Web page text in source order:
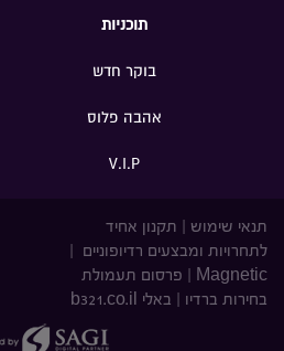
תוכניות
בוקר חדש
אהבה פלוס
V.I.P
תנאי שימוש
תקנון אחיד
לתחרויות ומבצעים רדיופוניים
Magnetic
פרסום תעמולת
בחירות ברדיו
באלי b321.co.il